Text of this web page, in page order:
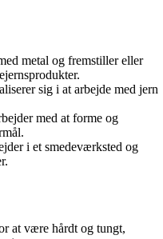
metal og fremstiller eller
sig i at arbejde med jern
med at forme og
i et smedeværksted og
at være hårdt og tungt,